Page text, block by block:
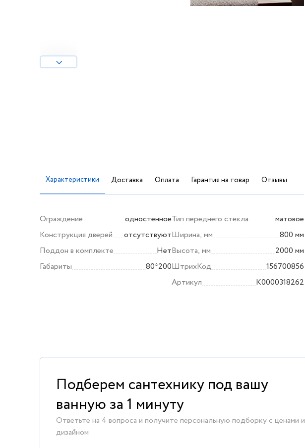
Характеристики Доставка Оплата Гарантия на товар Отзывы
Ограждение
одностенное
Конструкция дверей
отсутствуют
Поддон в комплекте
Нет
Габариты
80*200
Тип переднего стекла
матовое
Ширина, мм
800 мм
Высота, мм
2000 мм
ШтрихКод
156700856
Артикул
K0000318262
Подберем сантехнику под вашу
ванную за 1 минуту
Ответьте на 4 вопроса и получите персональную подборку с ценами и
дизайном